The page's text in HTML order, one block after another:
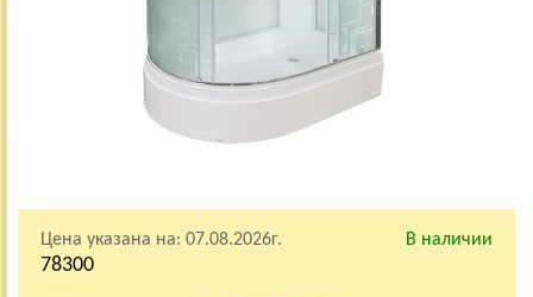
Цена указана на: 07.08.2026г. В наличии
78300